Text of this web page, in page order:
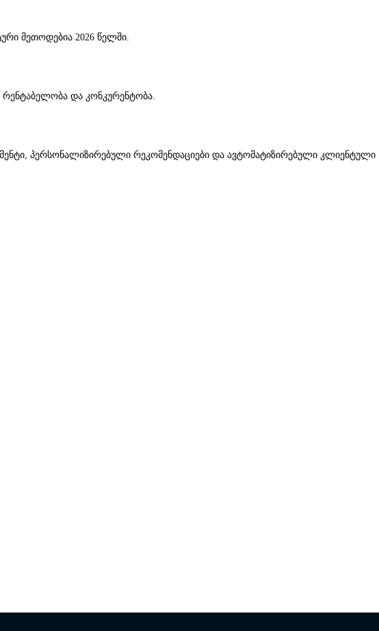
მეთოდებია 2026 წელში.
რენტაბელობა და კონკურენტობა.
პერსონალიზირებული რეკომენდაციები და ავტომატიზირებული კლიენტული